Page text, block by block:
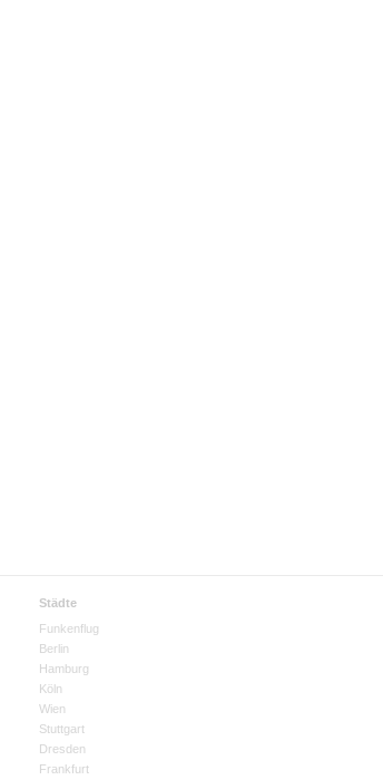
Städte
Funkenflug
Berlin
Hamburg
Köln
Wien
Stuttgart
Dresden
Frankfurt